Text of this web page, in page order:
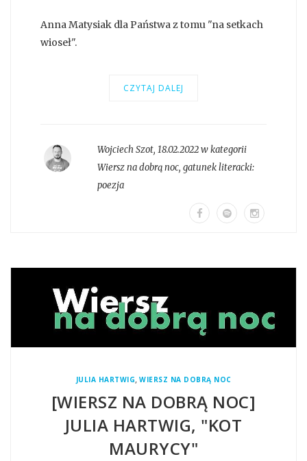
Anna Matysiak dla Państwa z tomu "na setkach
wioseł".
CZYTAJ DALEJ
Wojciech Szot, 18.02.2022 w kategorii
Wiersz na dobrą noc, gatunek literacki:
poezja
JULIA HARTWIG, WIERSZ NA DOBRĄ NOC
[WIERSZ NA DOBRĄ NOC]
JULIA HARTWIG, "KOT
MAURYCY"